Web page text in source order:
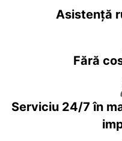
Asistență
Fără
Serviciu 24/7 în